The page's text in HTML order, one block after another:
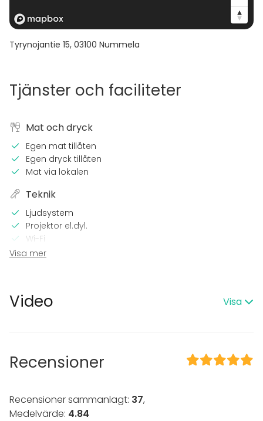
Tyrynojantie 15, 03100 Nummela
Tjänster och faciliteter
Mat och dryck
Egen mat tillåten
Egen dryck tillåten
Mat via lokalen
Teknik
Ljudsystem
Projektor el.dyl.
Wi-Fi
CD / DVD -spelare
I lokalen
Högljudd musik OK
Trädgård
Utrustning
Bubbelpool / Jacuzzi
Visa mer
Video Visa
Recensioner
Recensioner sammanlagt: 37,
Medelvärde: 4.84